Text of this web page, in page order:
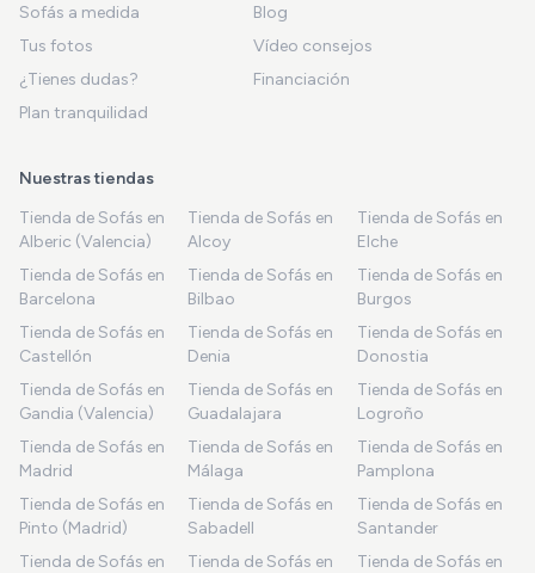
Sofás a medida
Blog
Tus fotos
Vídeo consejos
¿Tienes dudas?
Financiación
Plan tranquilidad
Nuestras tiendas
Tienda de Sofás en
Alberic (Valencia)
Tienda de Sofás en
Alcoy
Tienda de Sofás en
Elche
Tienda de Sofás en
Barcelona
Tienda de Sofás en
Bilbao
Tienda de Sofás en
Burgos
Tienda de Sofás en
Castellón
Tienda de Sofás en
Denia
Tienda de Sofás en
Donostia
Tienda de Sofás en
Gandia (Valencia)
Tienda de Sofás en
Guadalajara
Tienda de Sofás en
Logroño
Tienda de Sofás en
Madrid
Tienda de Sofás en
Málaga
Tienda de Sofás en
Pamplona
Tienda de Sofás en
Pinto (Madrid)
Tienda de Sofás en
Sabadell
Tienda de Sofás en
Santander
Tienda de Sofás en
Tienda de Sofás en
Tienda de Sofás en